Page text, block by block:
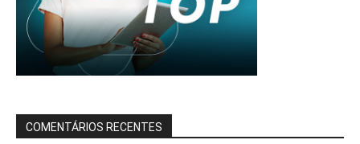
COMENTÁRIOS RECENTES